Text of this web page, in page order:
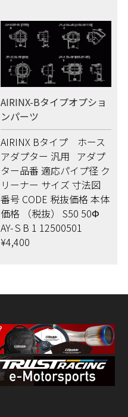
AIRINX-Bタイプオプショ
ンパーツ
AIRINX Bタイプ ホース
アダプター 汎用 アダプ
ター品番 適応パイプ径 ク
リーナー サイズ 寸法図
番号 CODE 税抜価格 本体
価格 （税抜） S50 50Φ
AY-ＳB 1 12500501
¥4,400